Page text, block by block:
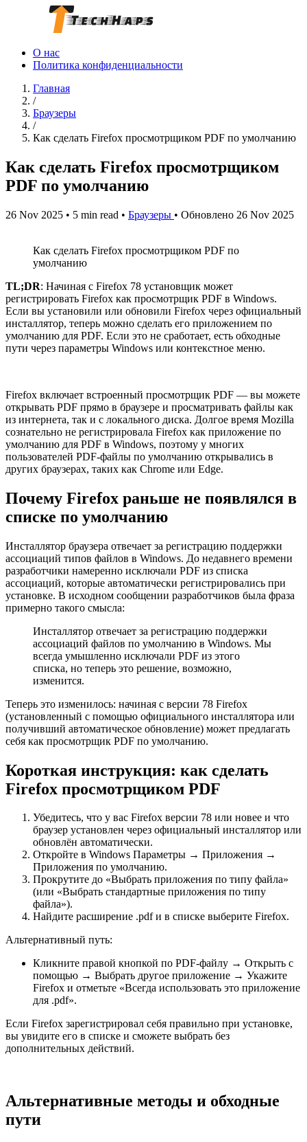
О нас
Политика конфиденциальности
Главная
/
Браузеры
/
Как сделать Firefox просмотрщиком PDF по умолчанию
Как сделать Firefox просмотрщиком
PDF по умолчанию
26 Nov 2025 • 5 min read • Браузеры • Обновлено 26 Nov 2025
Как сделать Firefox просмотрщиком PDF по
умолчанию
TL;DR: Начиная с Firefox 78 установщик может
регистрировать Firefox как просмотрщик PDF в Windows.
Если вы установили или обновили Firefox через официальный
инсталлятор, теперь можно сделать его приложением по
умолчанию для PDF. Если это не сработает, есть обходные
пути через параметры Windows или контекстное меню.
Firefox включает встроенный просмотрщик PDF — вы можете
открывать PDF прямо в браузере и просматривать файлы как
из интернета, так и с локального диска. Долгое время Mozilla
сознательно не регистрировала Firefox как приложение по
умолчанию для PDF в Windows, поэтому у многих
пользователей PDF-файлы по умолчанию открывались в
других браузерах, таких как Chrome или Edge.
Почему Firefox раньше не появлялся в
списке по умолчанию
Инсталлятор браузера отвечает за регистрацию поддержки
ассоциаций типов файлов в Windows. До недавнего времени
разработчики намеренно исключали PDF из списка
ассоциаций, которые автоматически регистрировались при
установке. В исходном сообщении разработчиков была фраза
примерно такого смысла:
Инсталлятор отвечает за регистрацию поддержки
ассоциаций файлов по умолчанию в Windows. Мы
всегда умышленно исключали PDF из этого
списка, но теперь это решение, возможно,
изменится.
Теперь это изменилось: начиная с версии 78 Firefox
(установленный с помощью официального инсталлятора или
получивший автоматическое обновление) может предлагать
себя как просмотрщик PDF по умолчанию.
Короткая инструкция: как сделать
Firefox просмотрщиком PDF
Убедитесь, что у вас Firefox версии 78 или новее и что
браузер установлен через официальный инсталлятор или
обновлён автоматически.
Откройте в Windows Параметры → Приложения →
Приложения по умолчанию.
Прокрутите до «Выбрать приложения по типу файла»
(или «Выбрать стандартные приложения по типу
файла»).
Найдите расширение .pdf и в списке выберите Firefox.
Альтернативный путь:
Кликните правой кнопкой по PDF-файлу → Открыть с
помощью → Выбрать другое приложение → Укажите
Firefox и отметьте «Всегда использовать это приложение
для .pdf».
Если Firefox зарегистрировал себя правильно при установке,
вы увидите его в списке и сможете выбрать без
дополнительных действий.
Альтернативные методы и обходные
пути